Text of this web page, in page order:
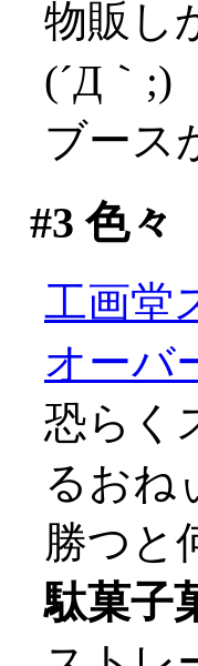
物販し
(´Д｀;)
ブース
#3 色々
工画堂
オーバ
恐らく
るおね
勝つと
駄菓子